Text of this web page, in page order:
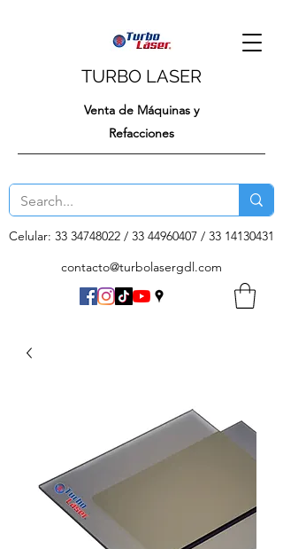
TURBO LASER
Venta de Máquinas y
Refacciones
Celular: 33 34748022 / 33 44960407 / 33 14130431
contacto@turbolasergdl.com